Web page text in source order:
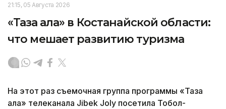
21:15, 05 Августа 2026
«Таза қала» в Костанайской области:
что мешает развитию туризма
На этот раз съемочная группа программы «Таза
қала» телеканала Jibek Joly посетила Тобол-